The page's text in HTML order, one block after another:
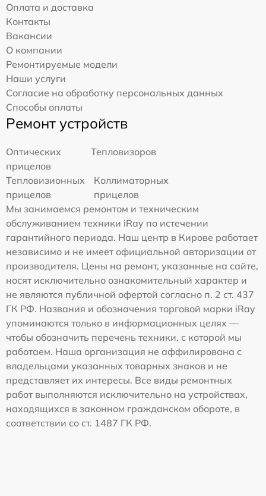
Оплата и доставка
Контакты
Вакансии
О компании
Ремонтируемые модели
Наши услуги
Согласие на обработку персональных данных
Способы оплаты
Ремонт устройств
Оптических
прицелов
Тепловизоров
Тепловизионных
прицелов
Коллиматорных
прицелов
Мы занимаемся ремонтом и техническим
обслуживанием техники iRay по истечении
гарантийного периода. Наш центр в Кирове работает
независимо и не имеет официальной авторизации от
производителя. Цены на ремонт, указанные на сайте,
носят исключительно ознакомительный характер и
не являются публичной офертой согласно п. 2 ст. 437
ГК РФ. Названия и обозначения торговой марки iRay
упоминаются только в информационных целях —
чтобы обозначить перечень техники, с которой мы
работаем. Наша организация не аффилирована с
владельцами указанных товарных знаков и не
представляет их интересы. Все виды ремонтных
работ выполняются исключительно на устройствах,
находящихся в законном гражданском обороте, в
соответствии со ст. 1487 ГК РФ.